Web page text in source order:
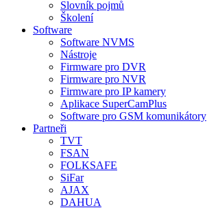
Slovník pojmů
Školení
Software
Software NVMS
Nástroje
Firmware pro DVR
Firmware pro NVR
Firmware pro IP kamery
Aplikace SuperCamPlus
Software pro GSM komunikátory
Partneři
TVT
FSAN
FOLKSAFE
SiFar
AJAX
DAHUA